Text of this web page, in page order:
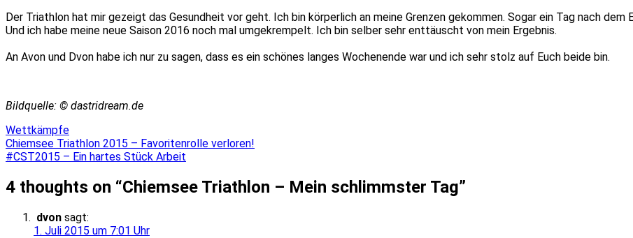
Der Triathlon hat mir gezeigt ­das Gesundheit vor geht. Ich bin körperlich an meine Grenzen gekommen. Sogar ein Tag nach
Und ich habe meine neue Saison 2016 noch mal umgekrempelt. Ich bin selber sehr enttäuscht von ­mein Ergebnis.
An Avon und ­Dvon habe ich nur zu sagen, dass es ein schönes langes Wochenende war und ich sehr stolz auf Euch beide bin.
Bildquelle: © dastridream.de
Wettkämpfe
Beitragsnavigation
Chiemsee Triathlon 2015 – Favoritenrolle verloren!
#CST2015 – Ein hartes Stück Arbeit
4 thoughts on “Chiemsee Triathlon – Mein schlimmster Tag”
dvon sagt:
1. Juli 2015 um 7:01 Uhr